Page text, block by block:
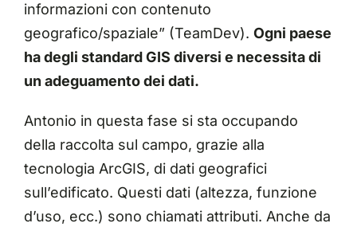
informazioni con contenuto
geografico/spaziale” (TeamDev). Ogni paese
ha degli standard GIS diversi e necessita di
un adeguamento dei dati.
Antonio in questa fase si sta occupando
della raccolta sul campo, grazie alla
tecnologia ArcGIS, di dati geografici
sull’edificato. Questi dati (altezza, funzione
d’uso, ecc.) sono chiamati attributi. Anche da